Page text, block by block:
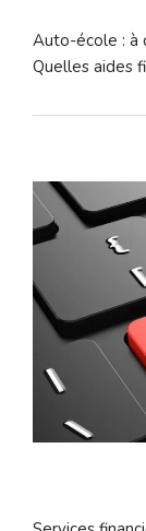
Auto-école : à
Quelles aides